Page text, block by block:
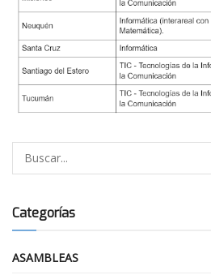
Categorías
ASAMBLEAS